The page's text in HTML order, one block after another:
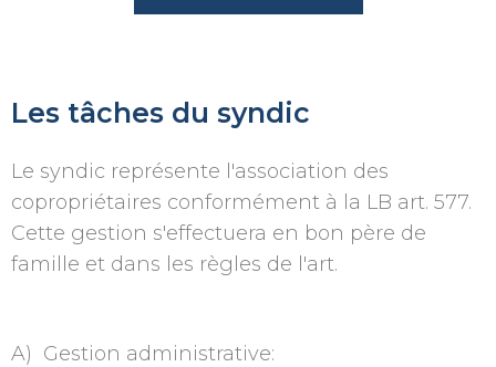
Les tâches du syndic
Le syndic représente l'association des
copropriétaires conformément à la LB art. 577.
Cette gestion s'effectuera en bon père de
famille et dans les règles de l'art.
A) Gestion administrative: